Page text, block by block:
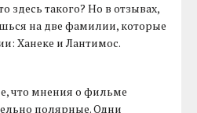
здесь такого? Но в отзывах,
на две фамилии, которые
Ханеке и Лантимос.
что мнения о фильме
полярные. Одни